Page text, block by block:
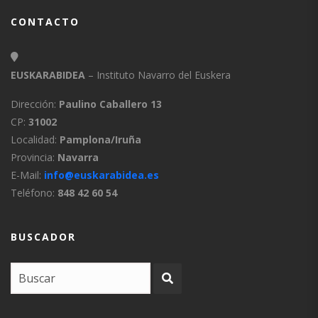
CONTACTO
EUSKARABIDEA – Instituto Navarro del Euskera
Dirección: Paulino Caballero 13
CP: 31002
Localidad: Pamplona/Iruña
Provincia: Navarra
E-Mail: info@euskarabidea.es
Teléfono: 848 42 60 54
BUSCADOR